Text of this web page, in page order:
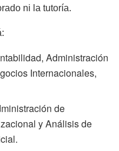
ni la tutoría.
Administración
Internacionales,
de
y Análisis de